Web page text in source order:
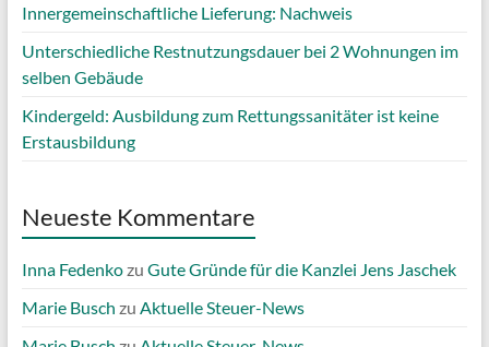
Innergemeinschaftliche Lieferung: Nachweis
Unterschiedliche Restnutzungsdauer bei 2 Wohnungen im
selben Gebäude
Kindergeld: Ausbildung zum Rettungssanitäter ist keine
Erstausbildung
Neueste Kommentare
Inna Fedenkozu Gute Gründe für die Kanzlei Jens Jaschek
Marie Busch zu Aktuelle Steuer-News